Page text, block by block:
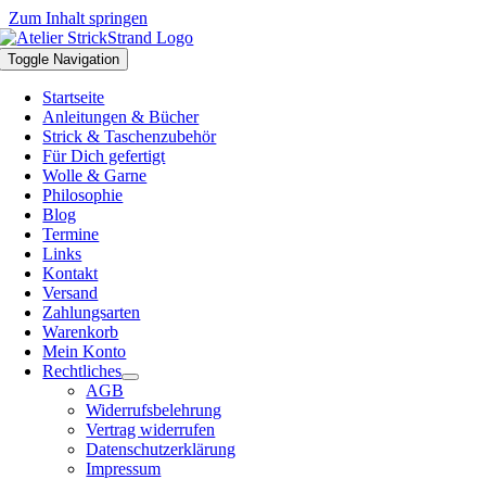
Zum Inhalt springen
Toggle Navigation
Startseite
Anleitungen & Bücher
Strick & Taschenzubehör
Für Dich gefertigt
Wolle & Garne
Philosophie
Blog
Termine
Links
Kontakt
Versand
Zahlungsarten
Warenkorb
Mein Konto
Rechtliches
AGB
Widerrufsbelehrung
Vertrag widerrufen
Datenschutzerklärung
Impressum